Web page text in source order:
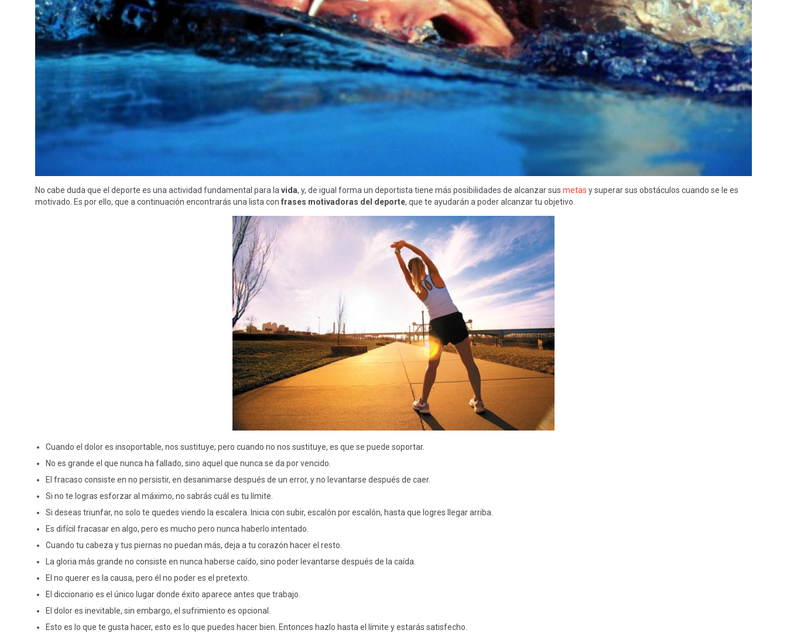
No cabe duda que el deporte es una actividad fundamental para la vida, y, de igual forma un deportista tiene más posibilidades de alcanzar sus metas y superar sus obstáculos cuando se le es
motivado. Es por ello, que a continuación encontrarás una lista con frases motivadoras del deporte, que te ayudarán a poder alcanzar tu objetivo.
Cuando el dolor es insoportable, nos sustituye; pero cuando no nos sustituye, es que se puede soportar.
No es grande el que nunca ha fallado, sino aquel que nunca se da por vencido.
El fracaso consiste en no persistir, en desanimarse después de un error, y no levantarse después de caer.
Si no te logras esforzar al máximo, no sabrás cuál es tu límite.
Si deseas triunfar, no solo te quedes viendo la escalera. Inicia con subir, escalón por escalón, hasta que logres llegar arriba.
Es difícil fracasar en algo, pero es mucho pero nunca haberlo intentado.
Cuando tu cabeza y tus piernas no puedan más, deja a tu corazón hacer el resto.
La gloria más grande no consiste en nunca haberse caído, sino poder levantarse después de la caída.
El no querer es la causa, pero él no poder es el pretexto.
El diccionario es el único lugar donde éxito aparece antes que trabajo.
El dolor es inevitable, sin embargo, el sufrimiento es opcional.
Esto es lo que te gusta hacer, esto es lo que puedes hacer bien. Entonces hazlo hasta el límite y estarás satisfecho.